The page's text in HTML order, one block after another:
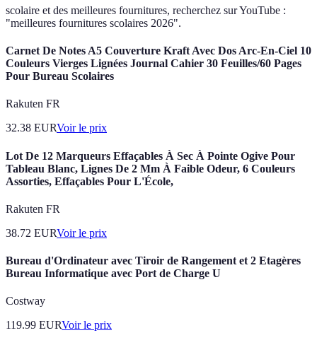
scolaire et des meilleures fournitures, recherchez sur YouTube :
"meilleures fournitures scolaires 2026".
Carnet De Notes A5 Couverture Kraft Avec Dos Arc-En-Ciel 10
Couleurs Vierges Lignées Journal Cahier 30 Feuilles/60 Pages
Pour Bureau Scolaires
Rakuten FR
32.38 EURVoir le prix
Lot De 12 Marqueurs Effaçables À Sec À Pointe Ogive Pour
Tableau Blanc, Lignes De 2 Mm À Faible Odeur, 6 Couleurs
Assorties, Effaçables Pour L'École,
Rakuten FR
38.72 EURVoir le prix
Bureau d'Ordinateur avec Tiroir de Rangement et 2 Etagères
Bureau Informatique avec Port de Charge U
Costway
119.99 EURVoir le prix